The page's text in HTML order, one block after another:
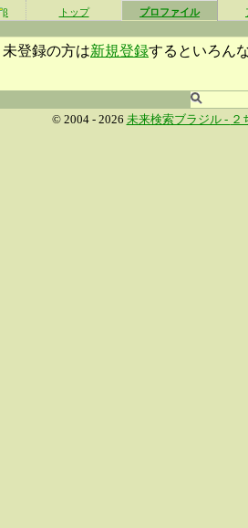
β トップ プロファイル
登録の方は新規登録するといろん
© 2004 - 2026 未来検索ブラジル - ２